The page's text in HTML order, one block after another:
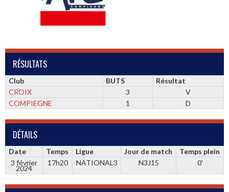
RÉSULTATS
Club BUTS
Résultat
CROIX
3
V
COMPIEGNE
1 D
DÉTAILS
Date Temps Ligue Jour de match
Temps plein
3 février
2024
17h20 NATIONAL3 N3J15 0'